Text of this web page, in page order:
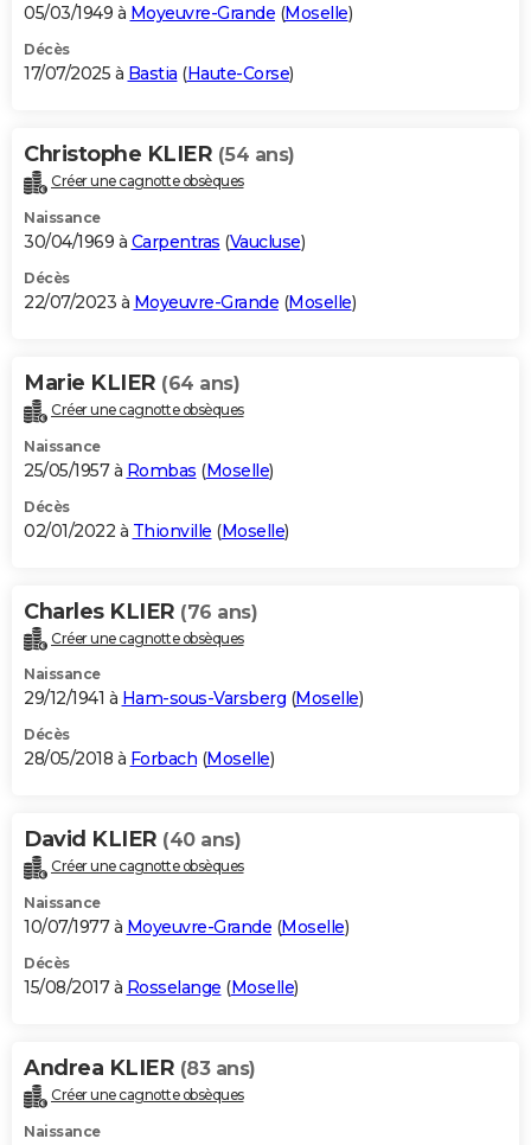
S'inscrire
Se connecter
Lycées
Collèges
Primaires
Universités
Entreprises
Service militaire
Avis de recherche
AVIS DE DÉCÈS
Bricolage
Lifestyle
Culture
Sport
Auto
Television
Voyage
Cinema
05/03/1949 à Moyeuvre-Grande (Moselle)
Décès
17/07/2025 à Bastia (Haute-Corse)
Christophe KLIER (54 ans)
Créer une cagnotte obsèques
Naissance
30/04/1969 à Carpentras (Vaucluse)
Décès
22/07/2023 à Moyeuvre-Grande (Moselle)
Marie KLIER (64 ans)
Créer une cagnotte obsèques
Naissance
25/05/1957 à Rombas (Moselle)
Décès
02/01/2022 à Thionville (Moselle)
Charles KLIER (76 ans)
Créer une cagnotte obsèques
Naissance
29/12/1941 à Ham-sous-Varsberg (Moselle)
Décès
28/05/2018 à Forbach (Moselle)
David KLIER (40 ans)
Créer une cagnotte obsèques
Naissance
10/07/1977 à Moyeuvre-Grande (Moselle)
Décès
15/08/2017 à Rosselange (Moselle)
Andrea KLIER (83 ans)
Créer une cagnotte obsèques
Naissance